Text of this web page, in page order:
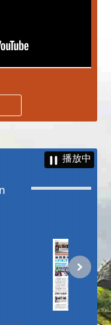
播放中